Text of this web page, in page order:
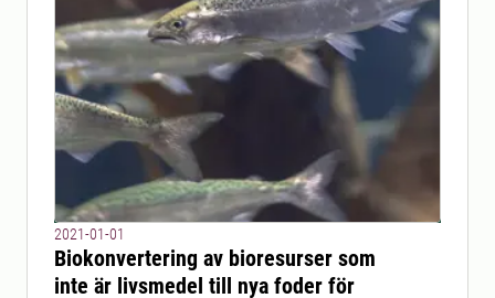
2021-01-01
Biokonvertering av bioresurser som
inte är livsmedel till nya foder för